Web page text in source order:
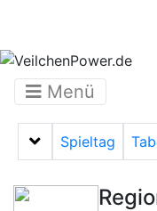
Menü
Menü auf-/
Spieltag